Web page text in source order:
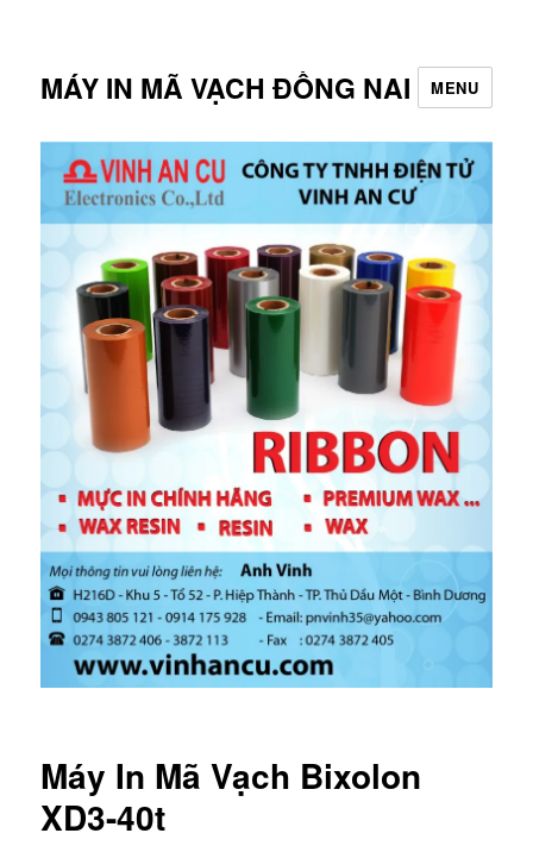
MÁY IN MÃ VẠCH ĐỒNG NAI MENU
Máy In Mã Vạch Bixolon
XD3-40t